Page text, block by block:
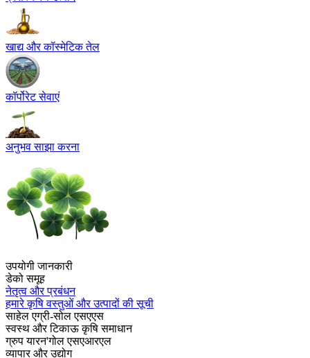
खाद्य और कॉस्मेटिक तेल
कॉर्पोरेट सेवाएं
अनुभव साझा करना
उपयोगी जानकारी
डेको समूह
नेतृत्व और प्रबंधन
हमारे कृषि वस्तुओं और उत्पादों की सूची
साहेल एग्री-सोल एसएएस
स्वस्थ और टिकाऊ कृषि समाधान
ग्रुप यारन'गोल एसएआरएल
व्यापार और उद्योग